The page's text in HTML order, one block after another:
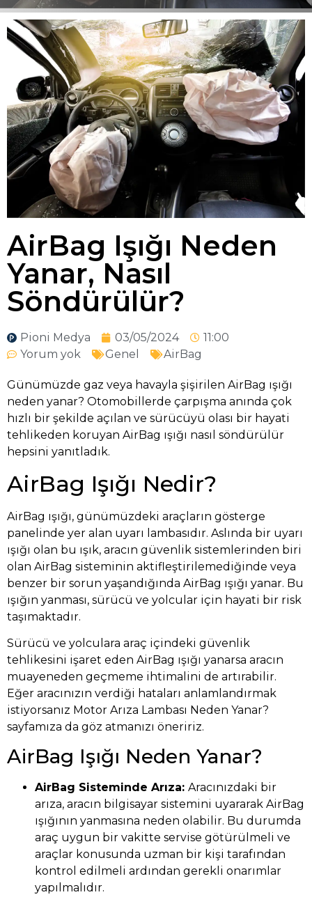
AirBag Işığı Neden
Yanar, Nasıl
Söndürülür?
Pioni Medya 03/05/2024
11:00
Yorum yok
Genel AirBag
Günümüzde gaz veya havayla şişirilen AirBag ışığı
neden yanar? Otomobillerde çarpışma anında çok
hızlı bir şekilde açılan ve sürücüyü olası bir hayati
tehlikeden koruyan AirBag ışığı nasıl söndürülür
hepsini yanıtladık.
AirBag Işığı Nedir?
AirBag ışığı, günümüzdeki araçların gösterge
panelinde yer alan uyarı lambasıdır. Aslında bir uyarı
ışığı olan bu ışık, aracın güvenlik sistemlerinden biri
olan AirBag sisteminin aktifleştirilemediğinde veya
benzer bir sorun yaşandığında AirBag ışığı yanar. Bu
ışığın yanması, sürücü ve yolcular için hayati bir risk
taşımaktadır.
Sürücü ve yolculara araç içindeki güvenlik
tehlikesini işaret eden AirBag ışığı yanarsa aracın
muayeneden geçmeme ihtimalini de artırabilir.
Eğer aracınızın verdiği hataları anlamlandırmak
istiyorsanız Motor Arıza Lambası Neden Yanar?
sayfamıza da göz atmanızı öneririz.
AirBag Işığı Neden Yanar?
AirBag Sisteminde Arıza: Aracınızdaki bir
arıza, aracın bilgisayar sistemini uyararak AirBag
ışığının yanmasına neden olabilir. Bu durumda
araç uygun bir vakitte servise götürülmeli ve
araçlar konusunda uzman bir kişi tarafından
kontrol edilmeli ardından gerekli onarımlar
yapılmalıdır.